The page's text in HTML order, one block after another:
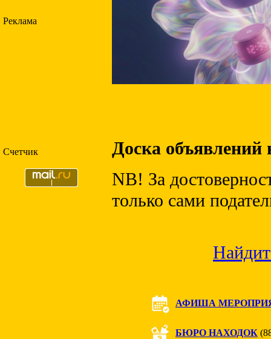
Реклама
Счетчик
Доска
NB! За
только сами
АФИША
БЮРО НАХОДОК